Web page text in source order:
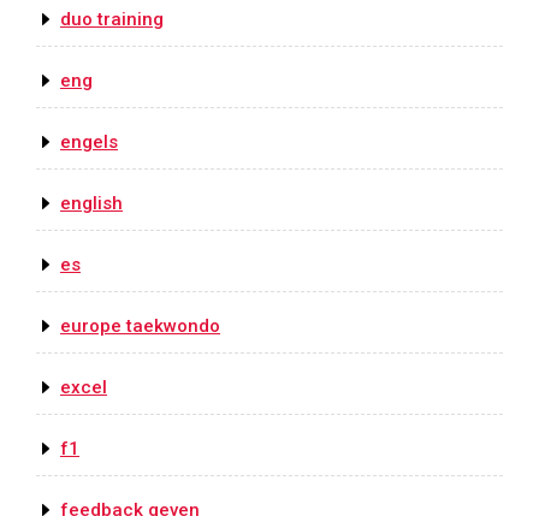
duo training
eng
engels
english
es
europe taekwondo
excel
f1
feedback geven